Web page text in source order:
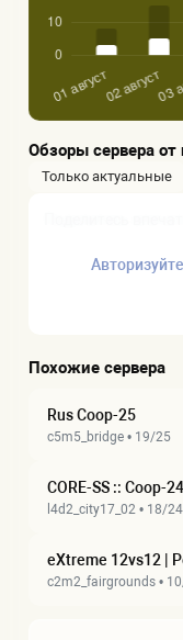
Обзоры сервера от
Только актуальные
Похожие сервера
Rus Coop-25
c5m5_bridge • 19/25
CORE-SS :: Coop-24
l4d2_city17_02 • 18/24
eXtreme 12vs12 |
c2m2_fairgrounds •